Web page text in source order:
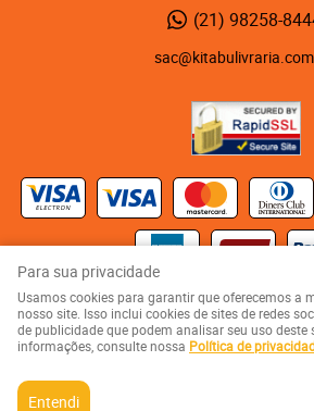
(21) 98258-
Kaza 123 - Rua Visconde de Abaeté, 123-Vila
CEP: 20551-080
KITABU LIVRARIA NEGRA E
Para sua privacidade
Usamos cookies para garantir que oferecemos a
nosso site. Isso inclui cookies de sites de redes
de publicidade que podem analisar seu uso deste
informações, consulte nossa Política de
Entendi